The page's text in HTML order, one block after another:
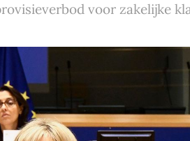
voor zakelijke